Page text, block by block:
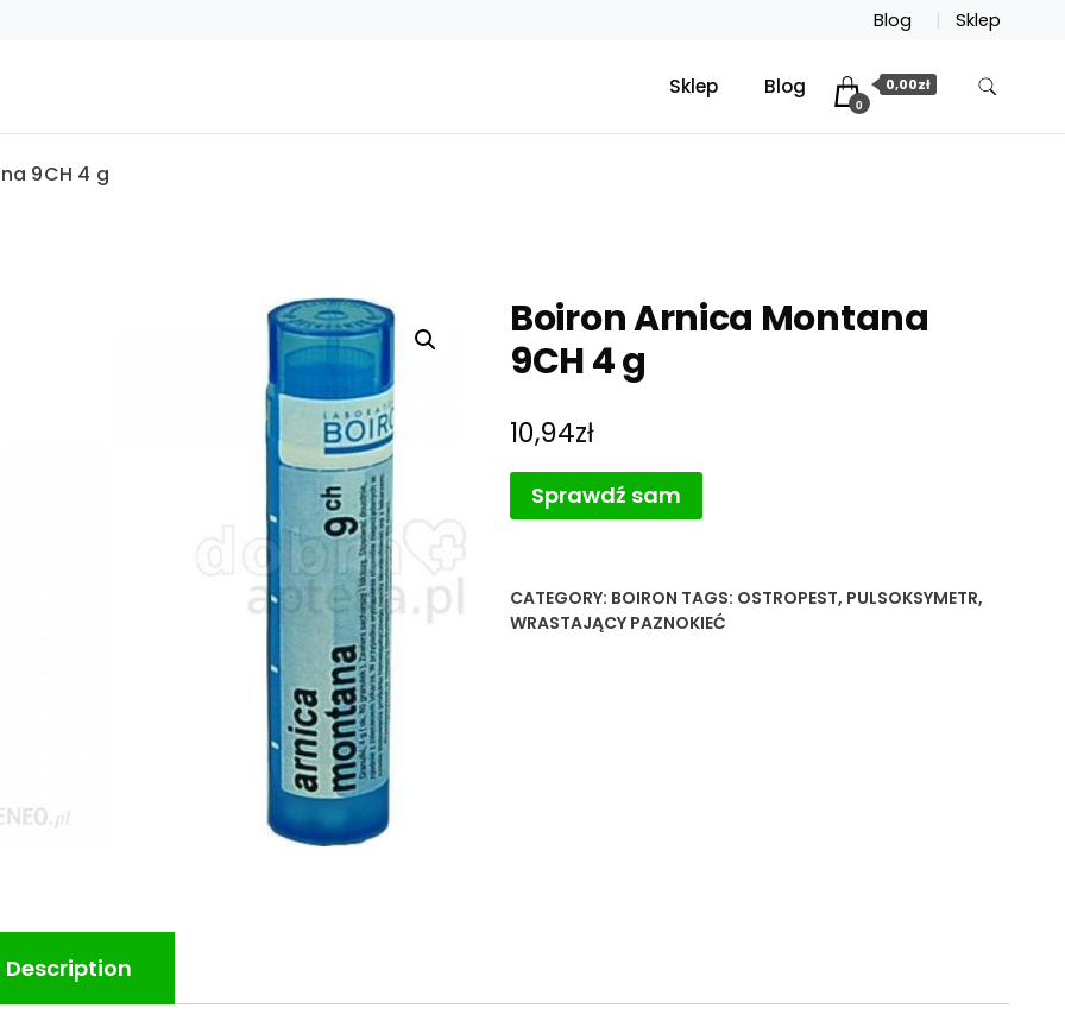
Blog Sklep
Sklep Blog
0
0,00zł
9CH 4 g
Boiron Arnica Montana
9CH 4 g
10,94zł
Sprawdź sam
CATEGORY: BOIRON TAGS: OSTROPEST, PULSOKSYMETR,
WRASTAJĄCY PAZNOKIEĆ
Description